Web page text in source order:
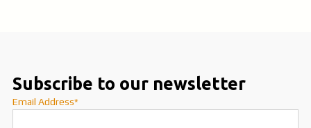
Subscribe to our newsletter
Email Address*